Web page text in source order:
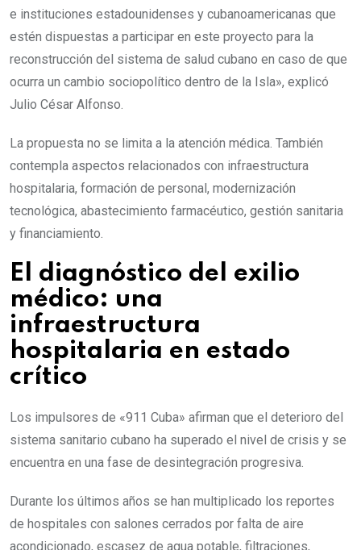
e instituciones estadounidenses y cubanoamericanas que
estén dispuestas a participar en este proyecto para la
reconstrucción del sistema de salud cubano en caso de que
ocurra un cambio sociopolítico dentro de la Isla», explicó
Julio César Alfonso.
La propuesta no se limita a la atención médica. También
contempla aspectos relacionados con infraestructura
hospitalaria, formación de personal, modernización
tecnológica, abastecimiento farmacéutico, gestión sanitaria
y financiamiento.
El diagnóstico del exilio
médico: una
infraestructura
hospitalaria en estado
crítico
Los impulsores de «911 Cuba» afirman que el deterioro del
sistema sanitario cubano ha superado el nivel de crisis y se
encuentra en una fase de desintegración progresiva.
Durante los últimos años se han multiplicado los reportes
de hospitales con salones cerrados por falta de aire
acondicionado, escasez de agua potable, filtraciones,